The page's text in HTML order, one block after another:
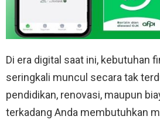
Di era digital saat ini, kebutuhan
seringkali muncul secara tak
pendidikan, renovasi, maupun
terkadang Anda membutuhkan